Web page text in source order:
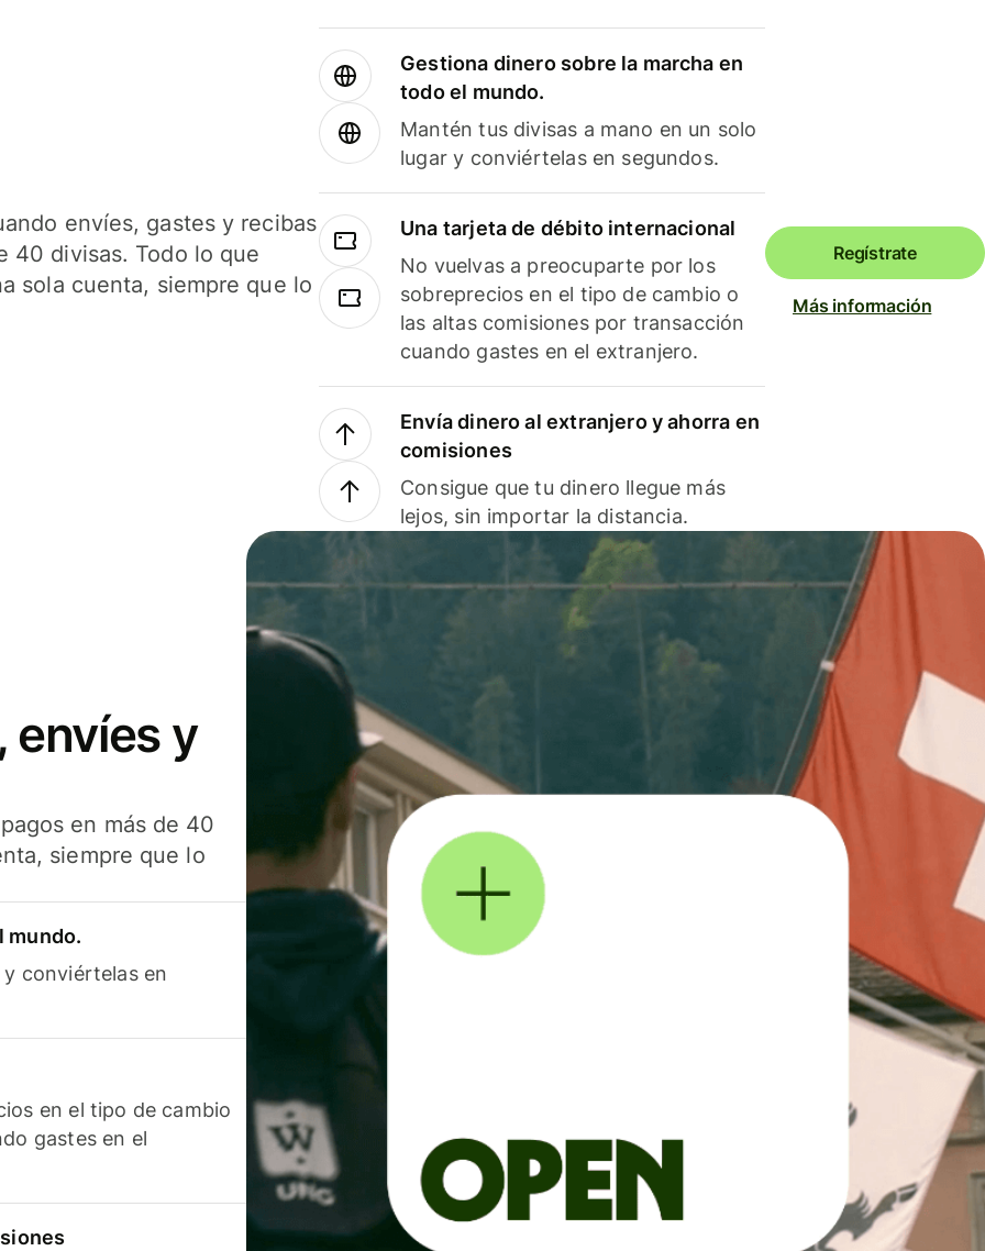
envíes, gastes y recibas
40 divisas. Todo lo que
sola cuenta, siempre que lo
Gestiona dinero sobre la marcha en
todo el mundo.
Mantén tus divisas a mano en un solo
lugar y conviértelas en segundos.
Una tarjeta de débito internacional
No vuelvas a preocuparte por los
sobreprecios en el tipo de cambio o
las altas comisiones por transacción
cuando gastes en el extranjero.
Envía dinero al extranjero y ahorra en
comisiones
Consigue que tu dinero llegue más
lejos, sin importar la distancia.
Regístrate
Más información
envíes y
en más de 40
siempre que lo
mundo.
conviértelas en
en el tipo de cambio
gastes en el